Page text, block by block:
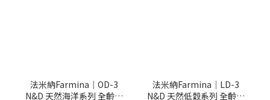
法米納Farmina｜OD-3
N&D 天然海洋系列 全齡犬
法米納Farmina｜LD-3
N&D 天然低穀系列 全齡犬